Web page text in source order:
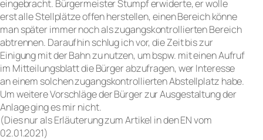
eingebracht. Bürgermeister Stumpf erwiderte, er wolle
erst alle Stellplätze offen herstellen, einen Bereich könne
man später immer noch als zugangskontrollierten Bereich
abtrennen. Daraufhin schlug ich vor, die Zeit bis zur
Einigung mit der Bahn zu nutzen, um bspw. mit einen Aufruf
im Mitteilungsblatt die Bürger abzufragen, wer Interesse
an einem solchen zugangskontrollierten Abstellplatz habe.
Um weitere Vorschläge der Bürger zur Ausgestaltung der
Anlage ging es mir nicht.
(Dies nur als Erläuterung zum Artikel in den EN vom
02.01.2021)